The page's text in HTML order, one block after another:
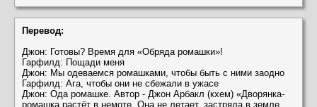
Перевод:
Джон: Готовы? Время для «Обряда ромашки»!
Гарфилд: Пощади меня
Джон: Мы одеваемся ромашками, чтобы быть с ними заодно
Гарфилд: Ага, чтобы они не сбежали в ужасе
Джон: Ода ромашке. Автор - Джон Арбакл (кхем) «Дворянка-
ромашка растёт в немоте. Она не летает, застряла в земле...